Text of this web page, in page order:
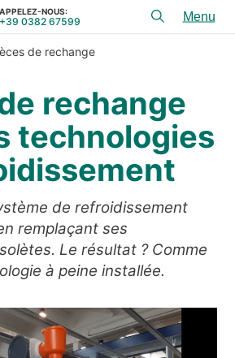
APPELEZ-NOUS:
+39 0382 67599
menu
67599
de rechange
rechange
technologies
de refroidissement
remplaçant ses
Le résultat ? Comme
à peine installée.